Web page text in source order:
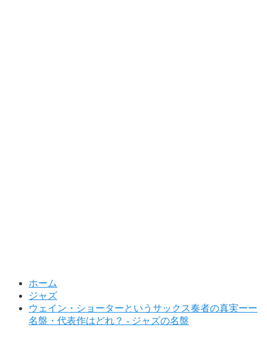
ホーム
ジャズ
ウェイン・ショーターというサックス奏者の真実ーー
名盤・代表作はどれ？ - ジャズの名盤